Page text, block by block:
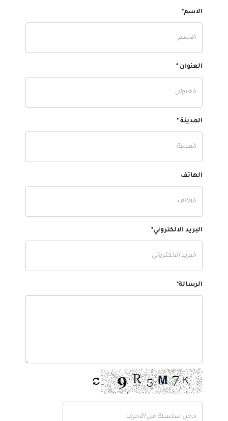
الاسم*
العنوان *
المدينة *
الهاتف
البريد الالكتروني*
الرسالة*